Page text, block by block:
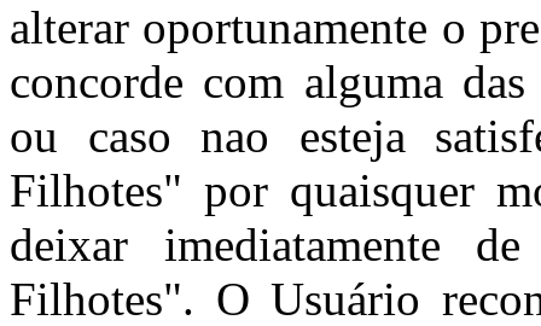
alterar oportunamente o
concorde com alguma
ou caso nao esteja
Filhotes" por quaisquer
deixar imediatamente
Filhotes". O Usuário